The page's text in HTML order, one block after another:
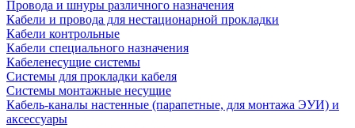
Провода и шнуры различного назначения
Кабели и провода для нестационарной прокладки
Кабели контрольные
Кабели специального назначения
Кабеленесущие системы
Системы для прокладки кабеля
Системы монтажные несущие
Кабель-каналы настенные (парапетные, для монтажа ЭУИ) и
аксессуары